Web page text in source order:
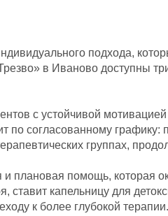
подхода,
в Иваново доступны
с устойчивой
по согласованному
группах,
и плановая помощь, которая
ставит капельницу для
к более глубокой терапии.